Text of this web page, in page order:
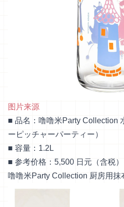
图片来源
■ 品名：噜噜米Party Collection
ーピッチャーパーティー）
■ 容量：1.2L
■ 参考价格：5,500 日元（含税）
噜噜米Party Collection 厨房用抹